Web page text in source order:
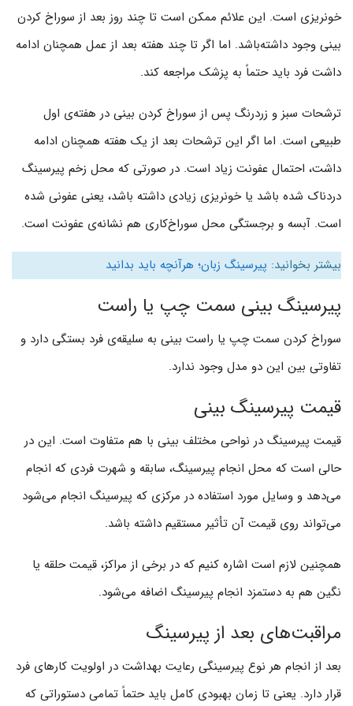
خونریزی است. این علائم ممکن است تا چند روز بعد از سوراخ کردن
بینی وجود داشته‌­باشد. اما اگر تا چند هفته بعد از عمل همچنان ادامه
داشت فرد باید حتماً به پزشک مراجعه کند.
ترشحات سبز و زردرنگ پس از سوراخ کردن بینی در هفته‌ی اول
طبیعی است. اما اگر این ترشحات بعد از یک هفته همچنان ادامه
داشت، احتمال عفونت زیاد است. در صورتی که محل زخم پیرسینگ
دردناک شده باشد یا خونریزی زیادی داشته باشد، یعنی عفونی شده
است. آبسه و برجستگی محل سوراخ‌کاری هم نشانه‌ی عفونت است.
بیشتر بخوانید: پیرسینگ زبان؛ هرآنچه باید بدانید
پیرسینگ بینی سمت چپ یا راست
سوراخ کردن سمت چپ یا راست بینی به سلیقه‌ی فرد بستگی دارد و
تفاوتی بین این دو مدل وجود ندارد.
قیمت پیرسینگ بینی
قیمت پیرسینگ در نواحی مختلف بینی با هم متفاوت است. این در
حالی است که محل انجام پیرسینگ، سابقه و شهرت فردی که انجام
می‌دهد و وسایل مورد استفاده در مرکزی که پیرسینگ انجام می‌شود
می‌تواند روی قیمت آن تأثیر مستقیم داشته باشد.
همچنین لازم است اشاره کنیم که در برخی از مراکز، قیمت حلقه یا
نگین هم به دستمزد انجام پیرسینگ اضافه می‌شود.
مراقبت‌های بعد از پیرسینگ
بعد از انجام هر نوع پیرسینگی رعایت بهداشت در اولویت کارهای فرد
قرار دارد. یعنی تا زمان بهبودی کامل باید حتماً تمامی دستوراتی که